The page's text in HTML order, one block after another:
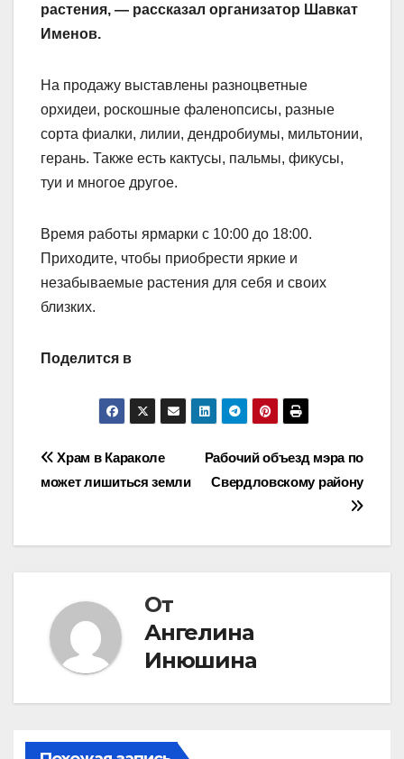
растения, — рассказал организатор Шавкат
Именов.
На продажу выставлены разноцветные
орхидеи, роскошные фаленопсисы, разные
сорта фиалки, лилии, дендробиумы, мильтонии,
герань. Также есть кактусы, пальмы, фикусы,
туи и многое другое.
Время работы ярмарки с 10:00 до 18:00.
Приходите, чтобы приобрести яркие и
незабываемые растения для себя и своих
близких.
Поделится в
Навигация
записям
Рабочий объезд мэра по
Свердловскому району
Храм в Караколе
может лишиться земли
От
Ангелина
Инюшина